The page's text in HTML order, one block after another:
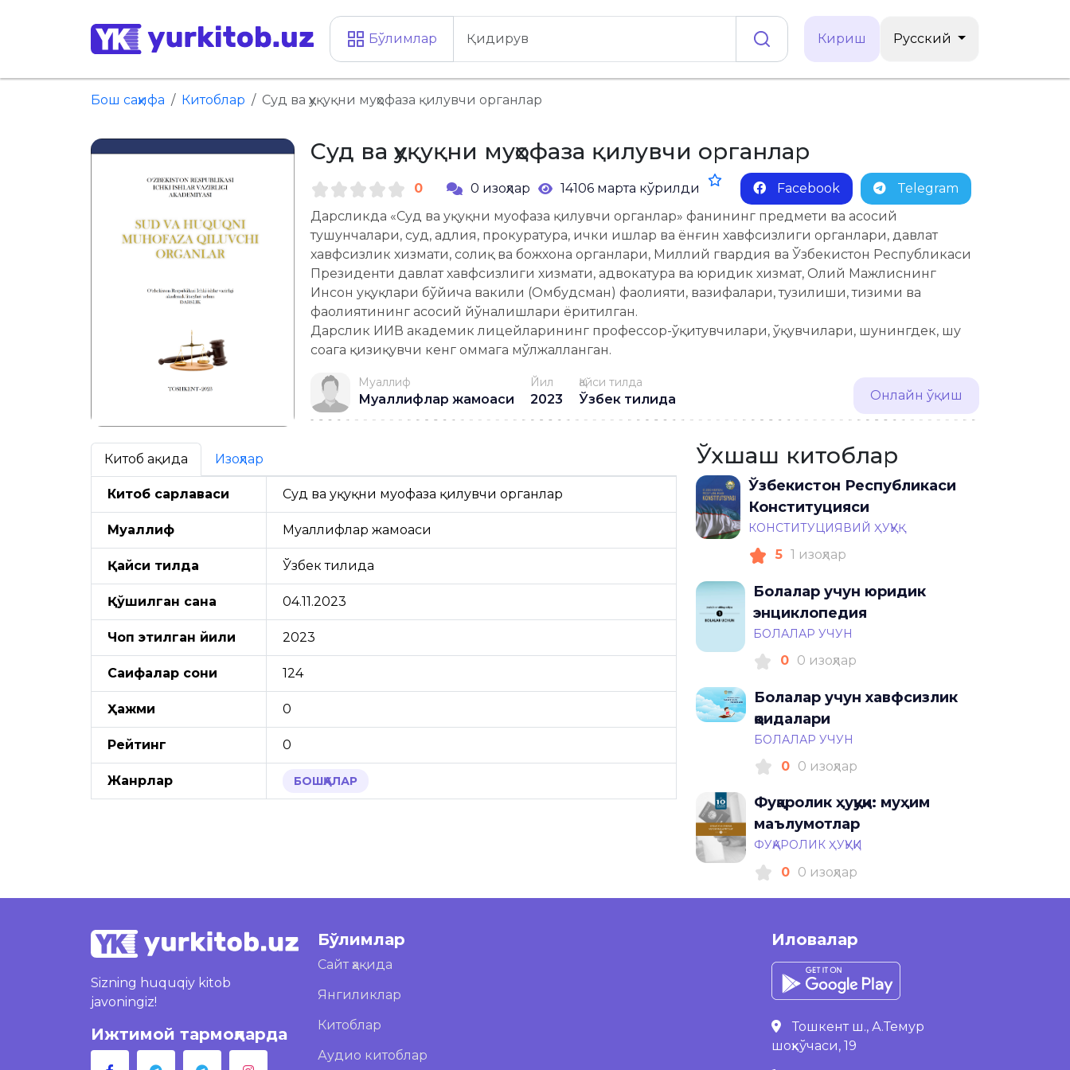
Бўлимлар Кириш Русский
Бош саҳифа Китоблар Суд ва ҳуқуқни муҳофаза қилувчи органлар
Суд ва ҳуқуқни муҳофаза қилувчи органлар
0 0 изоҳлар 14106 марта кўрилди Facebook
Telegram
Дарсликда «Суд ва ҳуқуқни муҳофаза қилувчи органлар» фанининг предмети ва асосий
тушунчалари, суд, адлия, прокуратура, ички ишлар ва ёнғин хавфсизлиги органлари, давлат
хавфсизлик хизмати, солиқ ва божхона органлари, Миллий гвардия ва Ўзбекистон Республикаси
Президенти давлат хавфсизлиги хизмати, адвокатура ва юридик хизмат, Олий Мажлиснинг
Инсон ҳуқуқлари бўйича вакили (Омбудсман) фаолияти, вазифалари, тузилиши, тизими ва
фаолиятининг асосий йўналишлари ёритилган.
Дарслик ИИВ академик лицейларининг профессор-ўқитувчилари, ўқувчилари, шунингдек, шу
соҳага қизиқувчи кенг оммага мўлжалланган.
Муаллиф
Муаллифлар жамоаси
Йил
2023
Қайси тилда
Ўзбек тилида Онлайн ўқиш
Китоб ҳақида Изоҳлар
Китоб сарлавҳаси Суд ва ҳуқуқни муҳофаза қилувчи органлар
Муаллиф Муаллифлар жамоаси
Қайси тилда Ўзбек тилида
Қўшилган сана 04.11.2023
Чоп этилган йили 2023
Саҳифалар сони 124
Ҳажми 0
Рейтинг 0
Жанрлар БОШҚАЛАР
Ўхшаш китоблар
Ўзбекистон Республикаси
Конституцияси
КОНСТИТУЦИЯВИЙ ҲУҚУҚ
5 1 изоҳлар
Болалар учун юридик
энциклопедия
БОЛАЛАР УЧУН
0 0 изоҳлар
Болалар учун хавфсизлик
қоидалари
БОЛАЛАР УЧУН
0 0 изоҳлар
Фуқаролик ҳуқуқи: муҳим
маълумотлар
ФУҚАРОЛИК ҲУҚУҚИ
0 0 изоҳлар
Sizning huquqiy kitob
javoningiz!
Ижтимой тармоқларда
Бўлимлар
Сайт ҳақида
Янгиликлар
Китоблар
Аудио китоблар
Иловалар
Тошкент ш., А.Темур
шоҳкўчаси, 19